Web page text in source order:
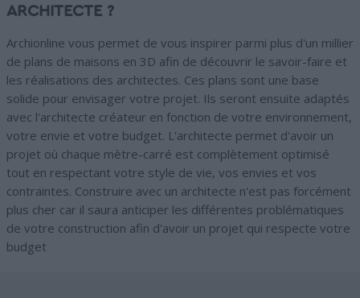
ARCHITECTE ?
Archionline vous permet de vous inspirer parmi plus d'un millier
de plans de maisons en 3D afin de découvrir le savoir-faire et
les réalisations des architectes. Ces plans sont une base
solide pour envisager votre projet. Ils seront ensuite adaptés
avec l'architecte créateur en fonction de votre environnement,
votre envie et votre budget. L'architecte permet d'avoir un
projet où chaque mètre-carré est complètement optimisé
tout en respectant votre style de vie, vos envies et vos
contraintes. Construire avec un architecte n'est pas forcément
plus cher car il saura anticiper les différentes problématiques
de votre construction afin d'avoir un projet qui respecte votre
budget